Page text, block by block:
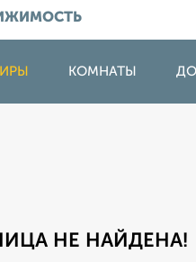
КОМНАТЫ
НЕ НАЙДЕНА!